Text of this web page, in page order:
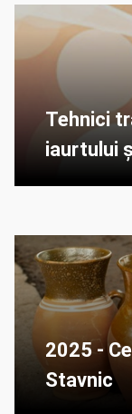
Tehnici
iaurtului
2025 -
Stavnic